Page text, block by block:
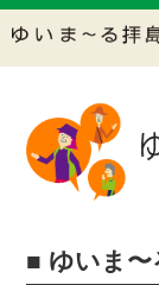
■ ゆいま〜